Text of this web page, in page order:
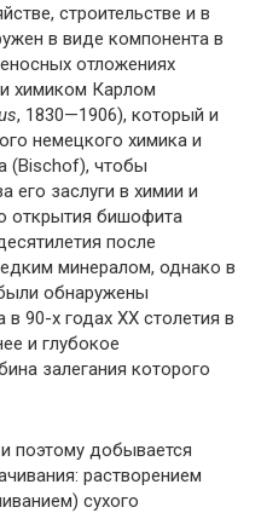
строительстве и в
в виде компонента в
отложениях
химиком Карлом
, 1830—1906), который и
немецкого химика и
(Bischof), чтобы
его заслуги в химии и
открытия бишофита
после
минералом, однако в
обнаружены
90-х годах XX столетия в
и глубокое
залегания которого
поэтому добывается
растворением
сухого